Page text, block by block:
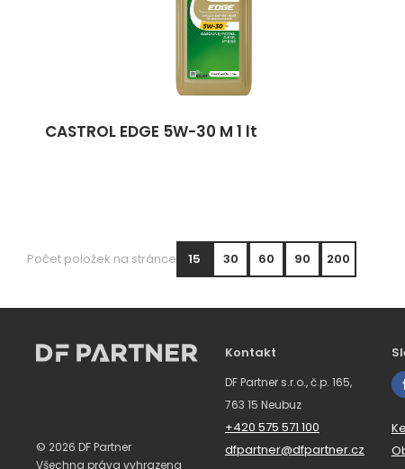
CASTROL EDGE 5W-30 M 1 lt
Počet položek na stránce 15 30 60 90 200
© 2026 DF Partner
Všechna práva vyhrazena
Kontakt
DF Partner s.r.o., č.p. 165,
763 15 Neubuz
+420 575 571 100
dfpartner@dfpartner.cz